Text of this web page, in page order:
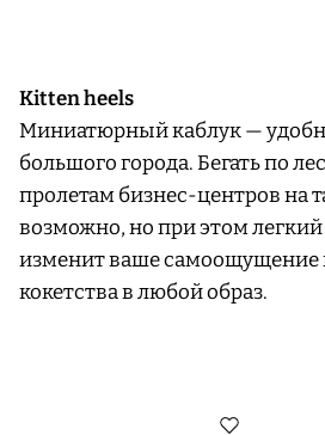
Kitten heels
Миниатюрный каблук —
большого города. Бегать по
пролетам бизнес-центров на
возможно, но при этом
изменит ваше самоощущение
кокетства в любой образ.